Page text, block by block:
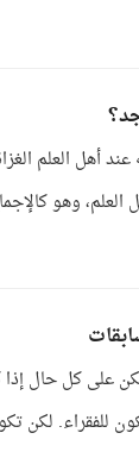
أهل العلم
وهو
على كل حال إذا
للفقراء. لكن